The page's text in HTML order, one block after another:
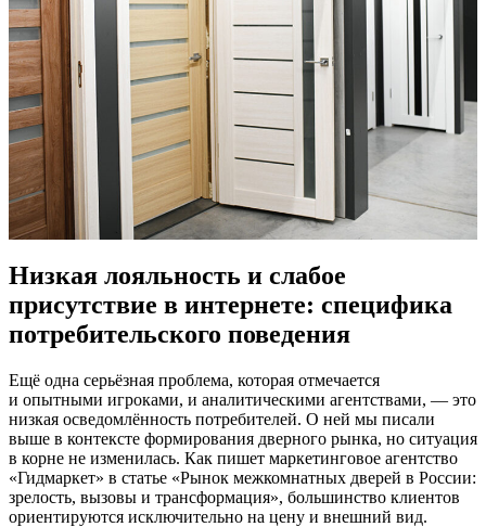
Низкая лояльность и слабое
присутствие в интернете: специфика
потребительского поведения
Ещё одна серьёзная проблема, которая отмечается
и опытными игроками, и аналитическими агентствами, — это
низкая осведомлённость потребителей. О ней мы писали
выше в контексте формирования дверного рынка, но ситуация
в корне не изменилась. Как пишет маркетинговое агентство
«Гидмаркет» в статье «Рынок межкомнатных дверей в России:
зрелость, вызовы и трансформация», большинство клиентов
ориентируются исключительно на цену и внешний вид.